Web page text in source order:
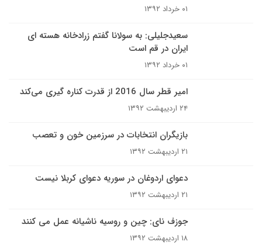
۰۱ خرداد ۱۳۹۲
سعیدجلیلی: به سولانا گفتم زرادخانه هسته ای
ایران در قم است
۰۱ خرداد ۱۳۹۲
امیر قطر سال 2016 از قدرت کناره گیری می‌کند
۲۴ اردیبهشت ۱۳۹۲
بازیگران انتخابات در سرزمین خون و تعصب
۲۱ اردیبهشت ۱۳۹۲
دعوای اردوغان در سوریه دعوای کربلا نیست
۲۱ اردیبهشت ۱۳۹۲
جوزف نای: چین و روسیه ناشیانه عمل می کنند
۱۸ اردیبهشت ۱۳۹۲